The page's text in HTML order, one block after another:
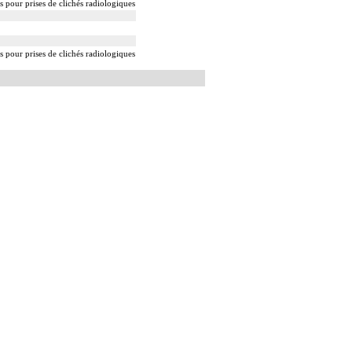
pour prises de clichés radiologiques
pour prises de clichés radiologiques